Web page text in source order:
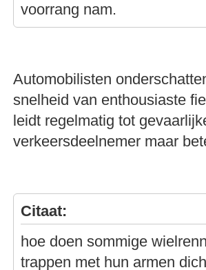
voorrang nam.
Automobilisten
snelheid van enthousiaste
leidt regelmatig tot
verkeersdeelnemer maar
Citaat:
hoe doen sommige
trappen met hun armen